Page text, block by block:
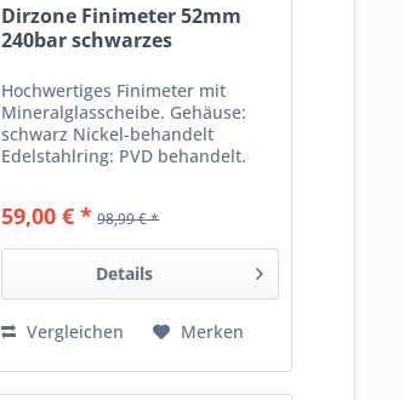
Dirzone Finimeter 52mm
240bar schwarzes
Hochwertiges Finimeter mit
Mineralglasscheibe. Gehäuse:
schwarz Nickel-behandelt
Edelstahlring: PVD behandelt.
weißer Hintergrund. Lieferung
59,00 € * 98,99 € *
Details
Vergleichen Merken